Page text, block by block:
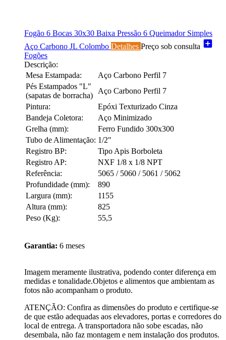
Fogão 6 Bocas 30x30 Baixa Pressão 6 Queimador Simples
Aço Carbono JL Colombo Detalhes Preço sob consulta add_box
Fogões
Descrição:
Mesa Estampada:
Aço Carbono Perfil 7
Pés Estampados "L"
(sapatas de borracha)
Aço Carbono Perfil 7
Pintura:
Epóxi Texturizado Cinza
Bandeja Coletora:
Aço Minimizado
Grelha (mm):
Ferro Fundido 300x300
Tubo de Alimentação: 1/2"
Registro BP:
Tipo Apis Borboleta
Registro AP:
NXF 1/8 x 1/8 NPT
Referência:
5065 / 5060 / 5061 / 5062
Profundidade (mm):
890
Largura (mm):
1155
Altura (mm):
825
Peso (Kg):
55,5
Garantia: 6 meses
Imagem meramente ilustrativa, podendo conter diferença em
medidas e tonalidade.Objetos e alimentos que ambientam as
fotos não acompanham o produto.
ATENÇÃO: Confira as dimensões do produto e certifique-se
de que estão adequadas aos elevadores, portas e corredores do
local de entrega. A transportadora não sobe escadas, não
desembala, não faz montagem e nem instalação dos produtos.